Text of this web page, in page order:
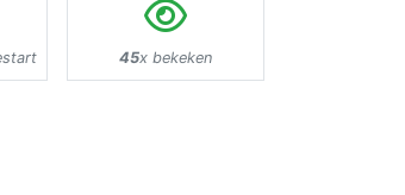
45x bekeken